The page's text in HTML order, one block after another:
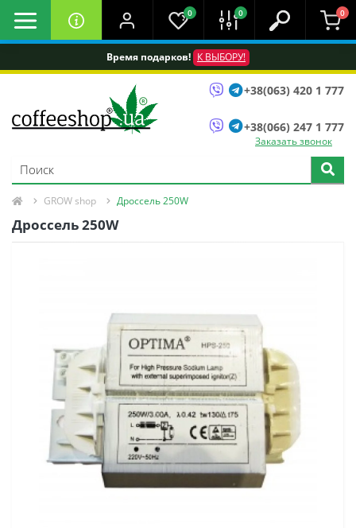
Время подарков! К ВЫБОРУ!
0 0 0
+38(063) 420 1 777
+38(066) 247 1 777
Заказать звонок
GROW shop Дроссель 250W
Дроссель 250W